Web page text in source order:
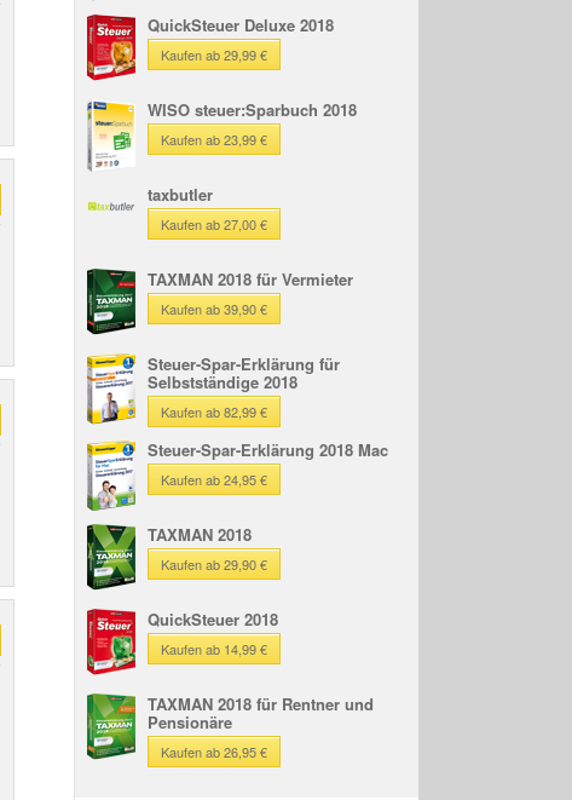
QuickSteuer Deluxe 2018
Kaufen ab 29,99 €
WISO steuer:Sparbuch 2018
Kaufen ab 23,99 €
taxbutler
Kaufen ab 27,00 €
TAXMAN 2018 für Vermieter
Kaufen ab 39,90 €
Steuer-Spar-Erklärung für
Selbstständige 2018
Kaufen ab 82,99 €
Steuer-Spar-Erklärung 2018 Mac
Kaufen ab 24,95 €
TAXMAN 2018
Kaufen ab 29,90 €
QuickSteuer 2018
Kaufen ab 14,99 €
TAXMAN 2018 für Rentner und
Pensionäre
Kaufen ab 26,95 €